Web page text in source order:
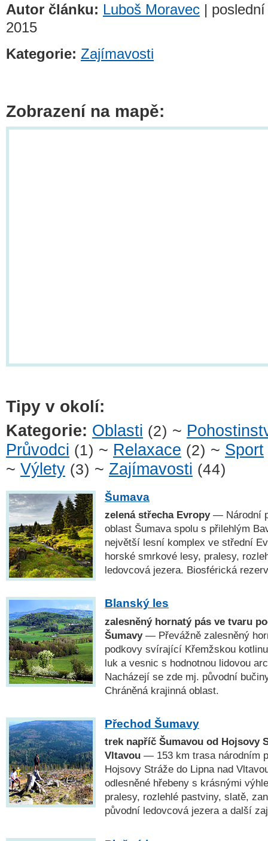
Autor článku: Luboš Moravec |
2015
Kategorie: Zajímavosti
Zobrazení na mapě:
Tipy v okolí:
Kategorie: Oblasti (2) ~
Průvodci (1) ~ Relaxace (2) ~ Sport
~ Výlety (3) ~ Zajímavosti (44)
Šumava
zelená střecha Evropy— Národní
oblast Šumava spolu s přilehlým
největší lesní komplex ve střední
horské smrkové lesy, pralesy,
ledovcová jezera. Biosférická
Blanský les
zalesněný hornatý pás ve tvaru
Šumavy— Převážně zalesněný
podkovy svírající Křemžskou
luk a vesnic s hodnotnou lidovou
Nacházejí se zde mj. původní
Chráněná krajinná oblast.
Přechod Šumavy
trek napříč Šumavou od Hojsovy
Vltavou — 153 km trasa národním
Hojsovy Stráže do Lipna nad
odlesněné hřebeny s krásnými
pralesy, rozlehlé pastviny, slatě,
původní ledovcová jezera a další